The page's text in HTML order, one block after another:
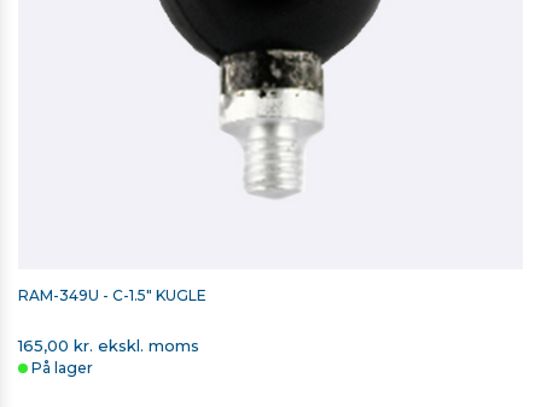
RAM-349U - C-1.5" KUGLE
165,00 kr. ekskl. moms
På lager